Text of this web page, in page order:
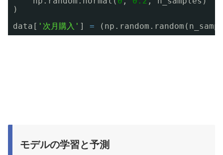
)
data[ '次月購入' ] =
モデルの学習と予測